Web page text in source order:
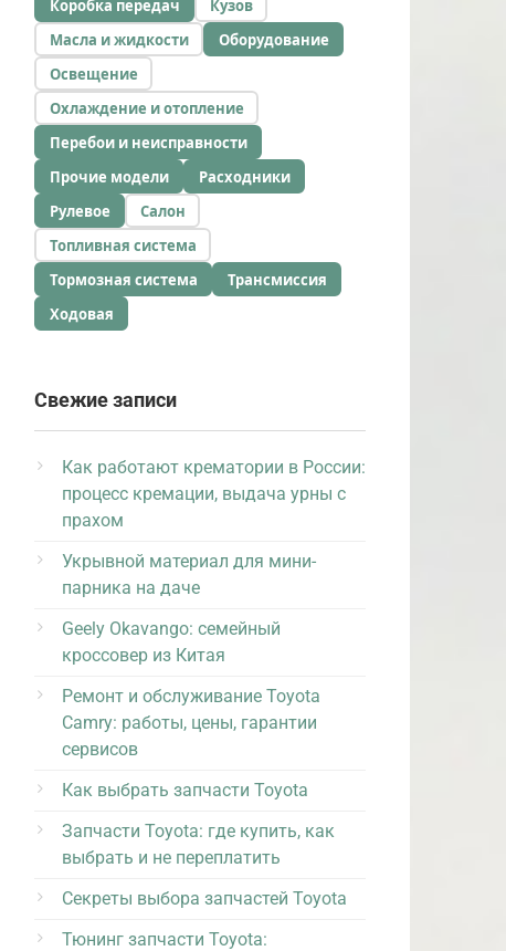
Коробка передач
Кузов
Масла и жидкости
Оборудование
Освещение
Охлаждение и отопление
Перебои и неисправности
Прочие модели
Расходники
Рулевое
Салон
Топливная система
Тормозная система
Трансмиссия
Ходовая
Свежие записи
Как работают крематории в России:
процесс кремации, выдача урны с
прахом
Укрывной материал для мини-
парника на даче
Geely Okavango: семейный
кроссовер из Китая
Ремонт и обслуживание Toyota
Camry: работы, цены, гарантии
сервисов
Как выбрать запчасти Toyota
Запчасти Toyota: где купить, как
выбрать и не переплатить
Секреты выбора запчастей Toyota
Тюнинг запчасти Toyota: